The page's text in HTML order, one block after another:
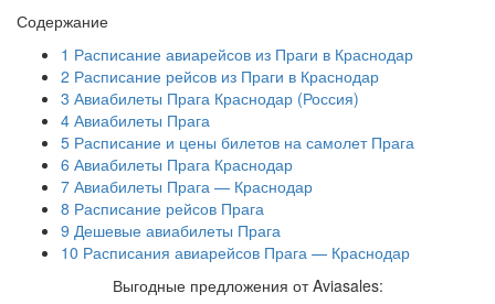
Содержание
1 Расписание авиарейсов из Праги в Краснодар
2 Расписание рейсов из Праги в Краснодар
3 Авиабилеты Прага Краснодар (Россия)
4 Авиабилеты Прага
5 Расписание и цены билетов на самолет Прага
6 Авиабилеты Прага Краснодар
7 Авиабилеты Прага — Краснодар
8 Расписание рейсов Прага
9 Дешевые авиабилеты Прага
10 Расписания авиарейсов Прага — Краснодар
Выгодные предложения от Aviasales: